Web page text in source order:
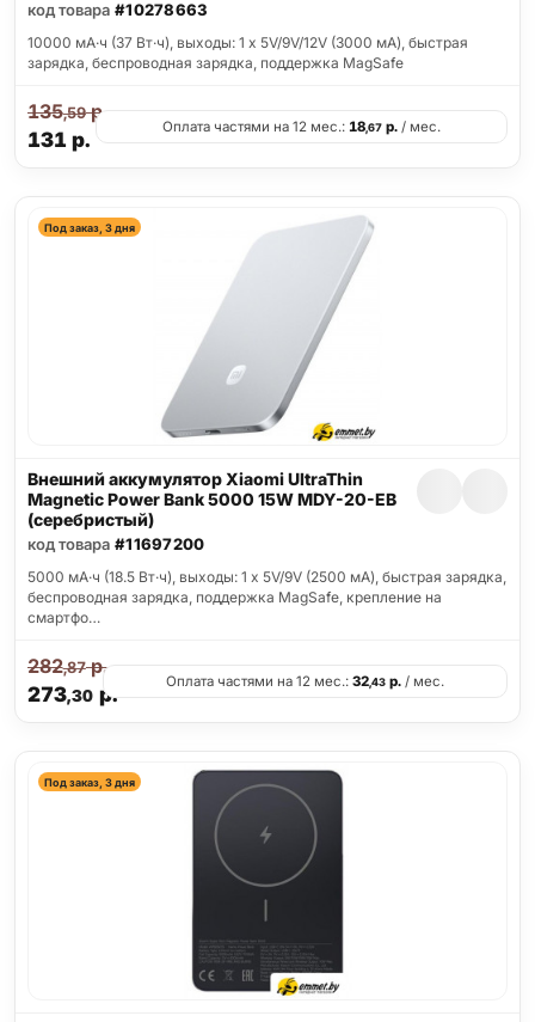
код товара #10278663
10000 мА·ч (37 Вт·ч), выходы: 1 x 5V/9V/12V (3000 мА), быстрая
зарядка, беспроводная зарядка, поддержка MagSafe
131 р.
135,59р.
Оплата частями на 12 мес.: 18,67р./ мес.
Под заказ, 3 дня
Внешний аккумулятор Xiaomi UltraThin
Magnetic Power Bank 5000 15W MDY-20-EB
(серебристый)
код товара #11697200
5000 мА·ч (18.5 Вт·ч), выходы: 1 x 5V/9V (2500 мА), быстрая зарядка,
беспроводная зарядка, поддержка MagSafe, крепление на
смартфо…
273,30р.
282,87р.
Оплата частями на 12 мес.: 32,43 р. / мес.
Под заказ, 3 дня